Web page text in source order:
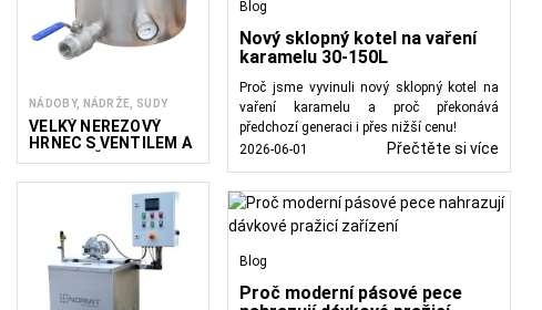
NÁDOBY, NÁDRŽE, SUDY
VELKÝ NEREZOVÝ
HRNEC S VENTILEM A
TEPLOMĚREM
Blog
Nový sklopný kotel na vaření
karamelu 30-150L
Proč jsme vyvinuli nový sklopný kotel na
vaření karamelu a proč překonává
předchozí generaci i přes nižší cenu!
2026-06-01
Přečtěte si více
Blog
Proč moderní pásové pece